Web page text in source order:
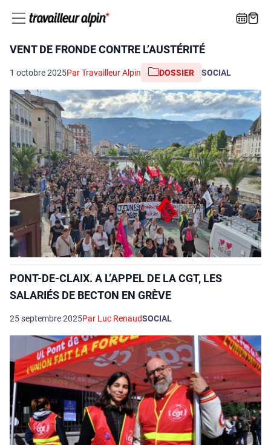
VENT DE FRONDE CONTRE L’AUSTÉRITÉ
1 octobre 2025Par Travailleur Alpin DOSSIER SOCIAL
PONT-DE-CLAIX. A L’APPEL DE LA CGT, LES
SALARIÉS DE BECTON EN GRÈVE
25 septembre 2025Par Luc RenaudSOCIAL